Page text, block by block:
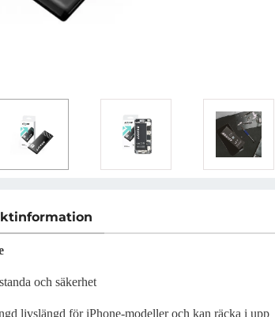
och säkerhet
livslängd för iPhone-modeller och kan räcka i upp